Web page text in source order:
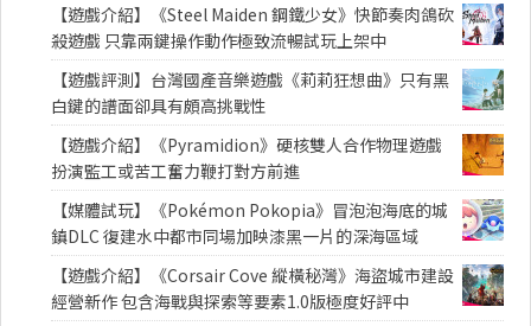
【遊戲介紹】《Steel Maiden 鋼鐵少女》快節奏肉鴿砍
殺遊戲 只靠兩鍵操作動作極致流暢試玩上架中
【遊戲評測】台灣國產音樂遊戲《莉莉狂想曲》只有黑
白鍵的譜面卻具有頗高挑戰性
【遊戲介紹】《Pyramidion》硬核雙人合作物理遊戲
扮演監工或苦工奮力鞭打對方前進
【媒體試玩】《Pokémon Pokopia》冒泡泡海底的城
鎮DLC 復建水中都市同場加映漆黑一片的深海區域
【遊戲介紹】《Corsair Cove 縱橫秘灣》海盜城市建設
經營新作 包含海戰與探索等要素1.0版極度好評中